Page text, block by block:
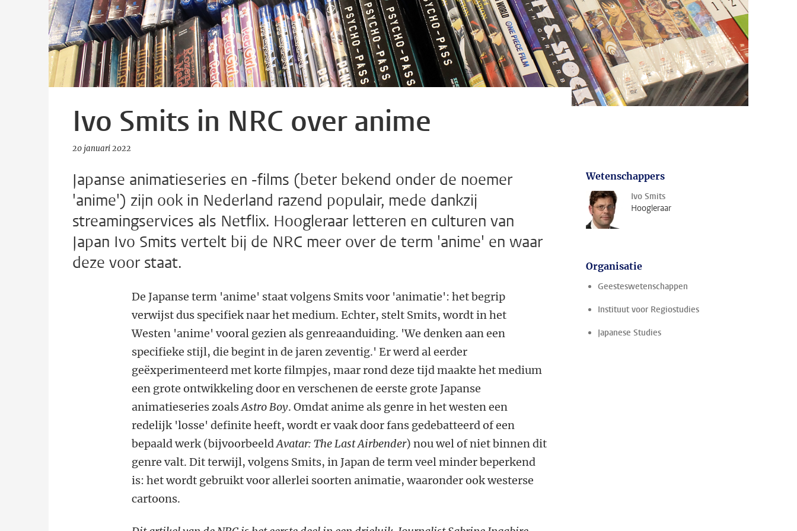
Ivo Smits in NRC over anime
20 januari 2022
Japanse animatieseries en -films (beter bekend onder de noemer
'anime') zijn ook in Nederland razend populair, mede dankzij
streamingservices als Netflix. Hoogleraar letteren en culturen van
Japan Ivo Smits vertelt bij de NRC meer over de term 'anime' en waar
deze voor staat.
De Japanse term 'anime' staat volgens Smits voor 'animatie': het begrip
verwijst dus specifiek naar het medium. Echter, stelt Smits, wordt in het
Westen 'anime' vooral gezien als genreaanduiding. 'We denken aan een
specifieke stijl, die begint in de jaren zeventig.' Er werd al eerder
geëxperimenteerd met korte filmpjes, maar rond deze tijd maakte het medium
een grote ontwikkeling door en verschenen de eerste grote Japanse
animatieseries zoalsAstro Boy. Omdat anime als genre in het westen een
redelijk 'losse' definite heeft, wordt er vaak door fans gedebatteerd of een
bepaald werk (bijvoorbeeldAvatar: The Last Airbender) nou wel of niet binnen dit
genre valt. Dit terwijl, volgens Smits, in Japan de term veel minder beperkend
is: het wordt gebruikt voor allerlei soorten animatie, waaronder ook westerse
cartoons.
Wetenschappers
Ivo Smits
Hoogleraar
Organisatie
Geesteswetenschappen
Instituut voor Regiostudies
Japanese Studies